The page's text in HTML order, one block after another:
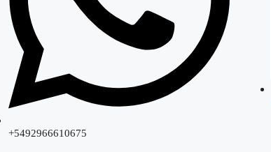
+5492966610675